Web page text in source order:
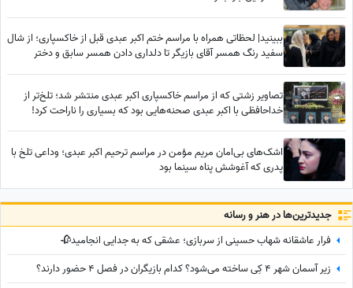
ببینید| لحظاتی همراه با مراسم ختم اکبر عبدی قبل از خاکسپاری؛ از شال
سفید رنگ همسر آقای بازیگر تا دلداری دادن همسر سابق و دختر
تصاویر زشتی که از مراسم خاکسپاری اکبر عبدی منتشر شد؛ تلخ‌تر از
خداحافظی با اکبر عبدی صحنه‌هایی بود که بسیاری را ناراحت کرد!
اشک‌های بی‌امان مریم مؤمن در مراسم ترحیم اکبر عبدی؛ وداعی تلخ با
پدری که آغوشش پناه سینما بود
جدید‌ترین‌ها در هنر و رسانه
فرار عاشقانه شهاب حسینی از سربازی؛ عشقی که به جدایی انجامید🥀
زیر آسمان شهر 4 کِی ساخته می‌شود؟ کدام بازیگران در فصل 4 حضور دارند؟